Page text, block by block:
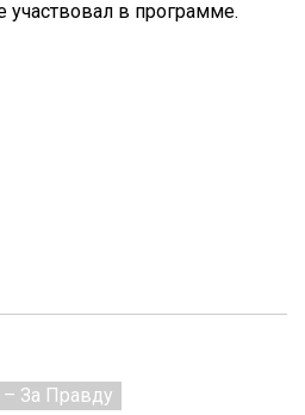
участвовал в программе.
За Правду